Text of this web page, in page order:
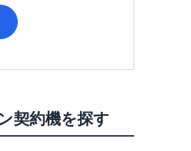
契約機を探す